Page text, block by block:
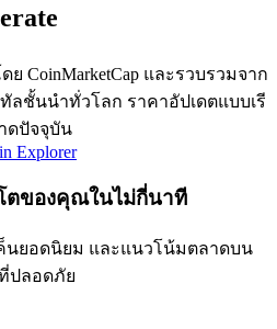
นผลกำไรและค่าคอมมิชชั่นการคัด
CoinMarketCap และรวบรวมจาก
ลชั้นนำทั่วโลก ราคาอัปเดตแบบเรี
ดปัจจุบัน
Explorer
ตของคุณในไม่กี่นาที
นยอดนิยม และแนวโน้มตลาดบน
ปลอดภัย